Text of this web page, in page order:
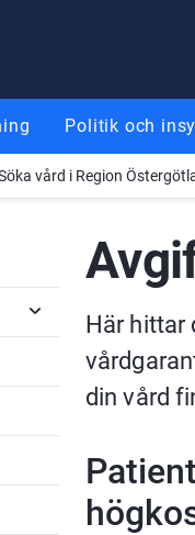
Politik och
vård i Region
Undersidor
för
Region
Här hittar
din vård